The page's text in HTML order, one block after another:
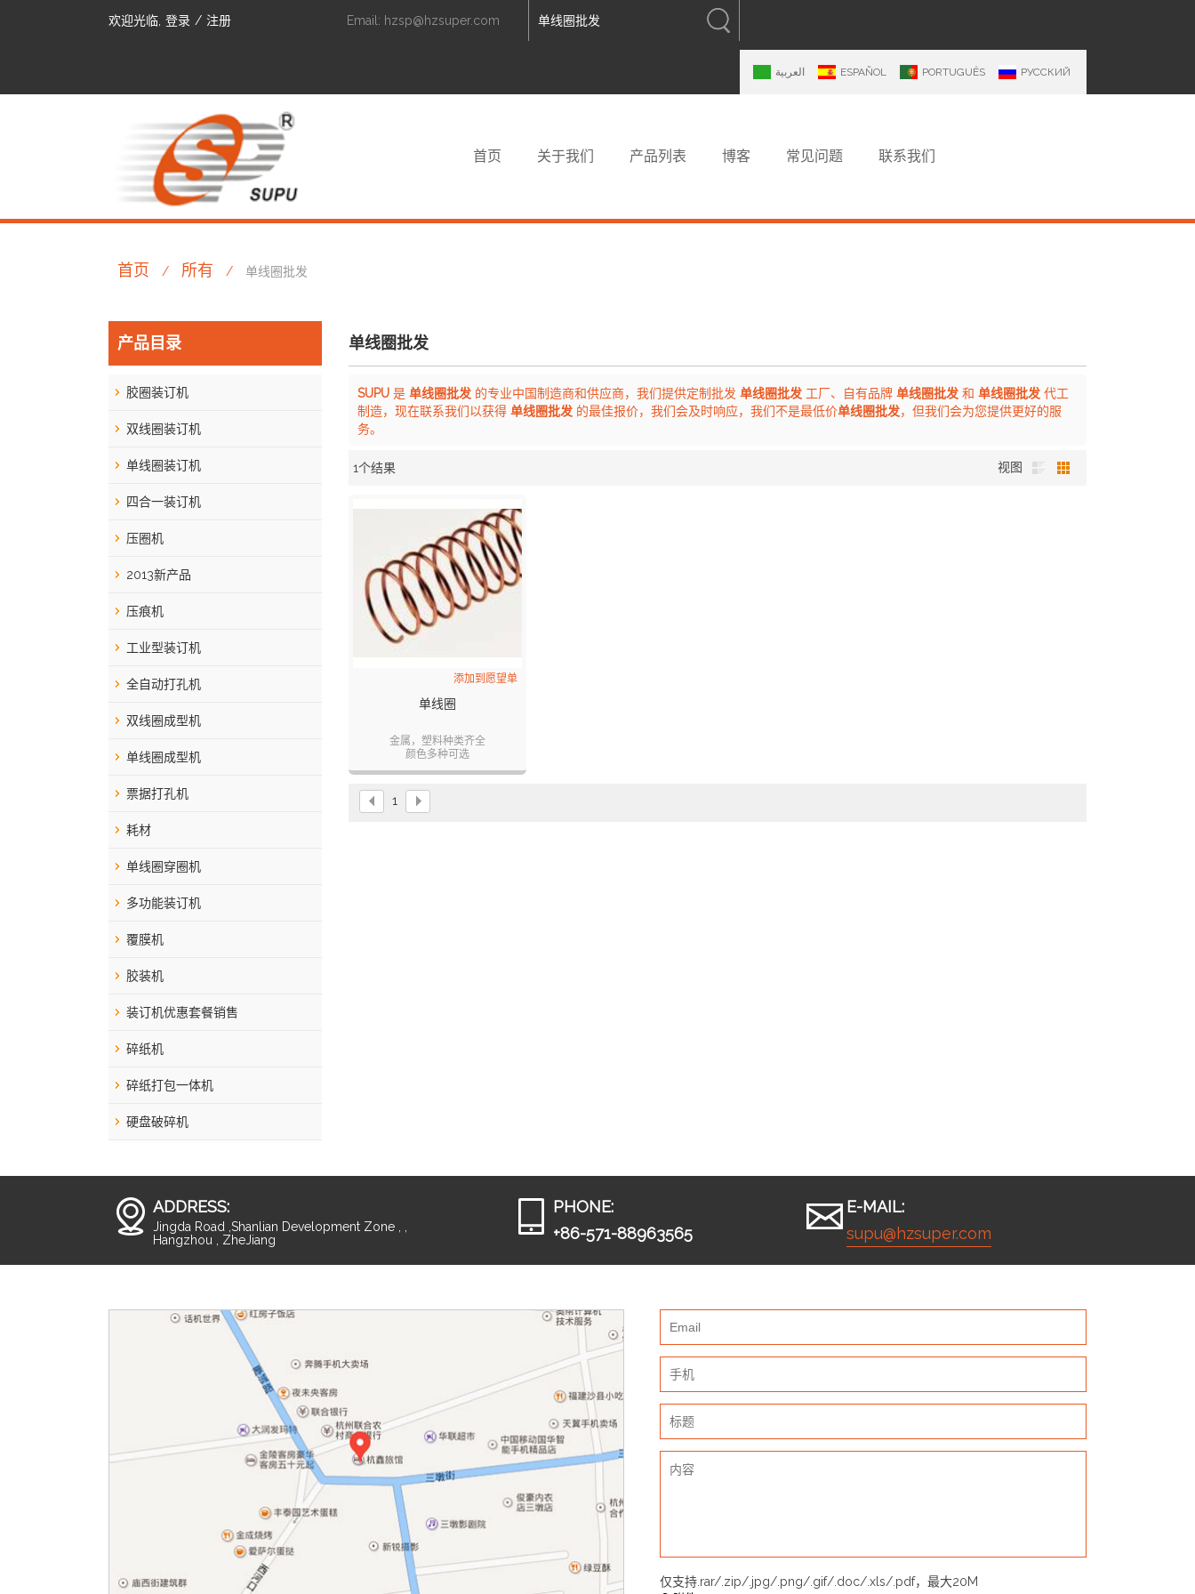
欢迎光临, 登录 / 注册 Email: hzsp@hzsuper.com
العربية ESPAÑOL PORTUGUÊS РУССКИЙ
首页 关于我们 产品列表 博客 常见问题 联系我们
首页 / 所有 / 单线圈批发
产品目录
胶圈装订机
双线圈装订机
单线圈装订机
四合一装订机
压圈机
2013新产品
压痕机
工业型装订机
全自动打孔机
双线圈成型机
单线圈成型机
票据打孔机
耗材
单线圈穿圈机
多功能装订机
覆膜机
胶装机
装订机优惠套餐销售
碎纸机
碎纸打包一体机
硬盘破碎机
单线圈批发
SUPU 是 单线圈批发 的专业中国制造商和供应商，我们提供定制批发 单线圈批发 工厂、自有品牌 单线圈批发 和 单线圈批发 代工
制造，现在联系我们以获得 单线圈批发 的最佳报价，我们会及时响应，我们不是最低价单线圈批发，但我们会为您提供更好的服
务。
1个结果 视图
橱窗
添加到愿望单
单线圈
金属，塑料种类齐全
颜色多种可选
规格大小可选
1
ADDRESS:
Jingda Road ,Shanlian Development Zone , ,
Hangzhou , ZheJiang
PHONE:
+86-571-88963565
E-MAIL:
supu@hzsuper.com
仅支持.rar/.zip/.jpg/.png/.gif/.doc/.xls/.pdf，最大20M